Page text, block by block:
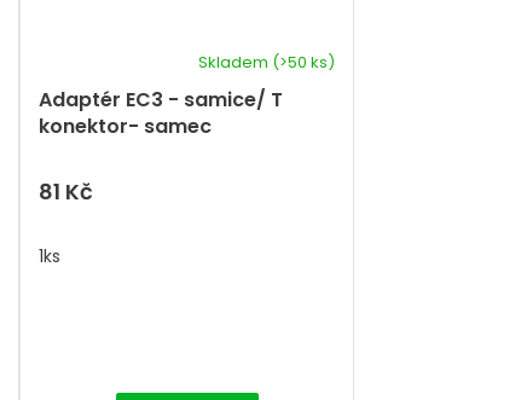
Adaptér EC3 - samice/ T
konektor- samec
Skladem (>50 ks)
81 Kč
1ks